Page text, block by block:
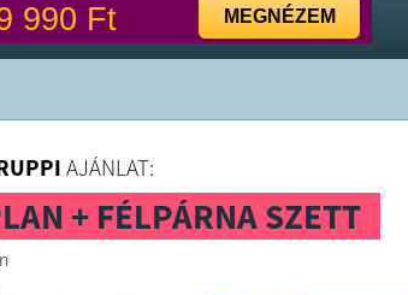
990 Ft MEGNÉZEM
AJÁNLAT:
+ FÉLPÁRNA SZETT